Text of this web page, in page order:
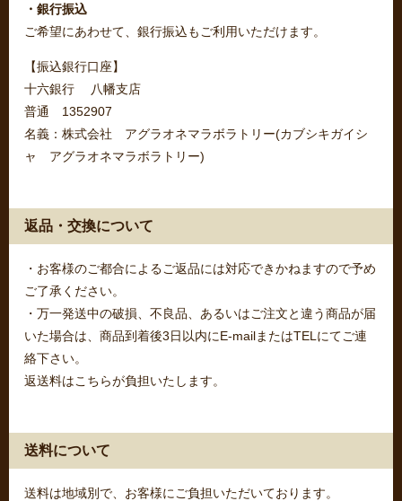
・銀行振込
ご希望にあわせて、銀行振込もご利用いただけます。
【振込銀行口座】
十六銀行 八幡支店
普通 1352907
名義：株式会社 アグラオネマラボラトリー(カブシキガイシ
ャ アグラオネマラボラトリー)
返品・交換について
・お客様のご都合によるご返品には対応できかねますので予め
ご了承ください。
・万一発送中の破損、不良品、あるいはご注文と違う商品が届
いた場合は、商品到着後3日以内にE-mailまたはTELにてご連
絡下さい。
返送料はこちらが負担いたします。
送料について
送料は地域別で、お客様にご負担いただいております。